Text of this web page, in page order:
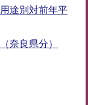
途別対前年平
奈良県分）